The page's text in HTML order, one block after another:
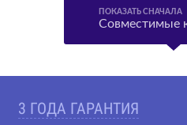
ПОКАЗАТЬ СНАЧАЛА
Совместимые
3 ГОДА ГАРАНТИЯ